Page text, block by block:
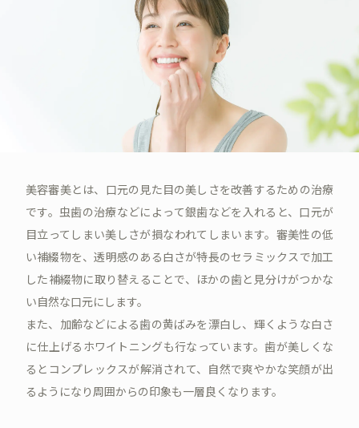
美容審美とは、口元の見た目の美しさを改善するための治療
です。虫歯の治療などによって銀歯などを入れると、口元が
目立ってしまい美しさが損なわれてしまいます。審美性の低
い補綴物を、透明感のある白さが特長のセラミックスで加工
した補綴物に取り替えることで、ほかの歯と見分けがつかな
い自然な口元にします。
また、加齢などによる歯の黄ばみを漂白し、輝くような白さ
に仕上げるホワイトニングも行なっています。歯が美しくな
るとコンプレックスが解消されて、自然で爽やかな笑顔が出
るようになり周囲からの印象も一層良くなります。